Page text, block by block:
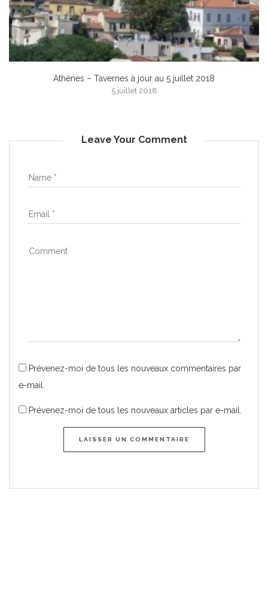
Athènes – Tavernes à jour au 5 juillet 2018
5 juillet 2018
Leave Your Comment
Prévenez-moi de tous les nouveaux commentaires par
e-mail.
Prévenez-moi de tous les nouveaux articles par e-mail.
LAISSER UN COMMENTAIRE